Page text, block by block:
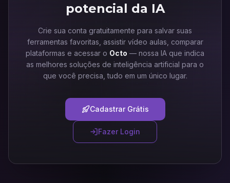
potencial da IA
Crie sua conta gratuitamente para salvar suas
ferramentas favoritas, assistir vídeo aulas, comparar
plataformas e acessar o Octo — nossa IA que indica
as melhores soluções de inteligência artificial para o
que você precisa, tudo em um único lugar.
Cadastrar Grátis
Fazer Login